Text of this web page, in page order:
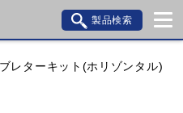
製品検索
レターキット(ホリゾンタル)